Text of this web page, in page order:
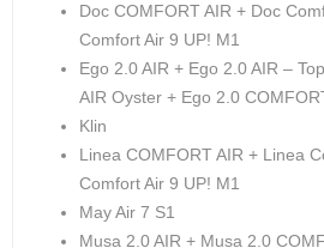
Doc COMFORT AIR + Doc
Comfort Air 9 UP! M1
Ego 2.0 AIR + Ego 2.0 AIR –
AIR Oyster + Ego 2.0
Klin
Linea COMFORT AIR + Linea
Comfort Air 9 UP! M1
May Air 7 S1
Musa 2.0 AIR + Musa 2.0